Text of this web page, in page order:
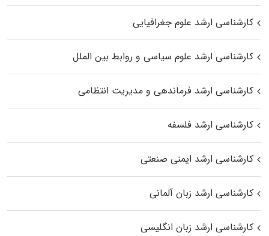
کارشناسی ارشد علوم جغرافیایی
کارشناسی ارشد علوم سیاسی و روابط بین الملل
کارشناسی ارشد فرماندهی و مدیریت انتظامی
کارشناسی ارشد فلسفه
کارشناسی ارشد ایمنی صنعتی
کارشناسی ارشد زبان آلمانی
کارشناسی ارشد زبان انگلیسی